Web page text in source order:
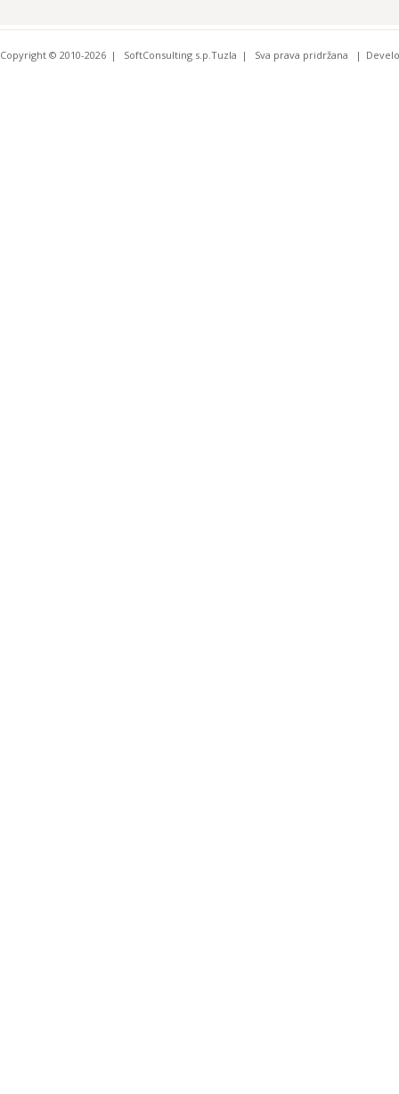
Copyright © 2010-2026 SoftConsulting s.p.Tuzla Sva prava pridržana